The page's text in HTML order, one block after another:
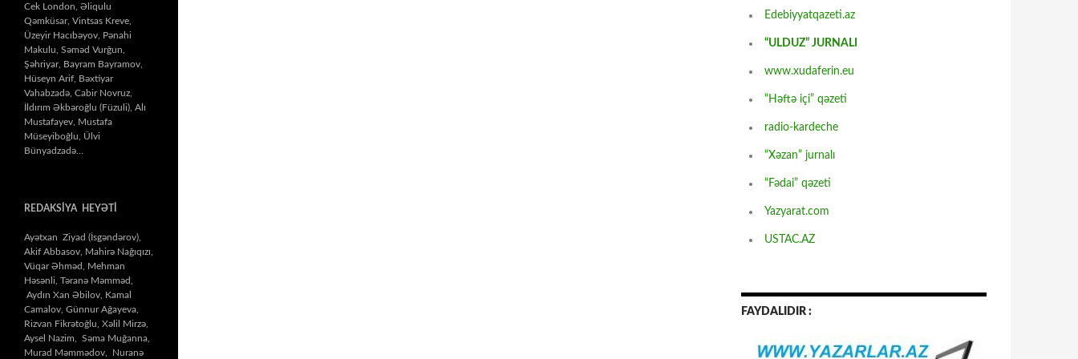
Edebiyyatqazeti.az
“ULDUZ” JURNALI
www.xudaferin.eu
“Həftə içi” qəzeti
radio-kardeche
“Xəzan” jurnalı
“Fədai” qəzeti
Yazyarat.com
USTAC.AZ
FAYDALIDIR :
Cek London, Əliqulu
Qəmküsar, Vintsas Kreve,
Üzeyir Hacıbəyov, Pənahi
Makulu, Səməd Vurğun,
Şəhriyar, Bayram Bayramov,
Hüseyn Arif, Bəxtiyar
Vahabzadə, Cabir Novruz,
İldırım Əkbəroğlu (Füzuli), Alı
Mustafayev, Mustafa
Müseyiboğlu, Ülvi
Bünyadzadə…
REDAKSİYA HEYƏTİ
Ayətxan Ziyad (İsgəndərov),
Akif Abbasov, Mahirə Nağıqızı,
Vüqar Əhməd, Mehman
Həsənli, Təranə Məmməd,
Aydın Xan Əbilov, Kamal
Camalov, Günnur Ağayeva,
Rizvan Fikrətoğlu, Xəlil Mirzə,
Aysel Nazim, Səma Muğanna,
Murad Məmmədov, Nuranə